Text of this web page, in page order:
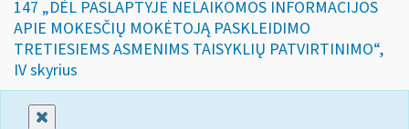
147 „DĖL PASLAPTYJE NELAIKOMOS INFORMACIJOS
APIE MOKESČIŲ MOKĖTOJĄ PASKLEIDIMO
TRETIESIEMS ASMENIMS TAISYKLIŲ PATVIRTINIMO“,
IV skyrius